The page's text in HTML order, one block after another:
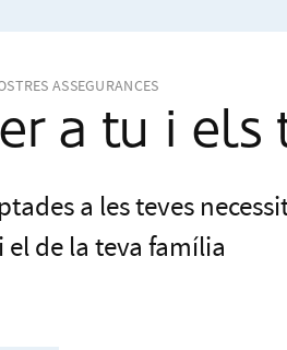
ASSEGURANCES
a tu i els
a les teves
el de la teva família